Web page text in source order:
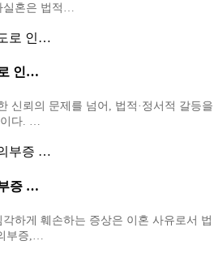
혼은 법적…
인…
신뢰의 문제를 넘어, 법적·정서적 갈등을
이다. …
증 …
하게 훼손하는 증상은 이혼 사유로서 법
부증,…